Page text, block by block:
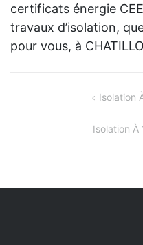
certificats énergie
travaux d’isolation,
pour vous, à
NAVIGATION Isolation
Isolation À